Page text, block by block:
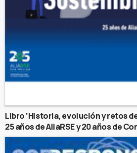
Libro ‘Historia, evolución y retos
25 años de AliaRSE y 20 años de